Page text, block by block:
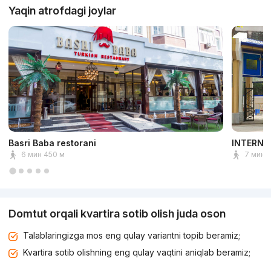
Yaqin atrofdagi joylar
Basri Baba restorani
6 мин 450 м 7 мин
Domtut orqali kvartira sotib olish juda oson
Talablaringizga mos eng qulay variantni topib beramiz;
Kvartira sotib olishning eng qulay vaqtini aniqlab beramiz;